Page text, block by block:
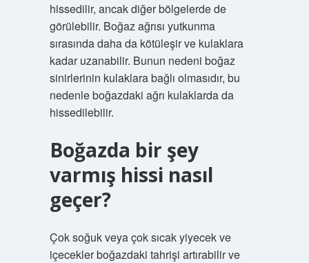
hissedilir, ancak diğer bölgelerde de
görülebilir. Boğaz ağrısı yutkunma
sırasında daha da kötüleşir ve kulaklara
kadar uzanabilir. Bunun nedeni boğaz
sinirlerinin kulaklara bağlı olmasıdır, bu
nedenle boğazdaki ağrı kulaklarda da
hissedilebilir.
Boğazda bir şey
varmış hissi nasıl
geçer?
Çok soğuk veya çok sıcak yiyecek ve
içecekler boğazdaki tahrişi artırabilir ve